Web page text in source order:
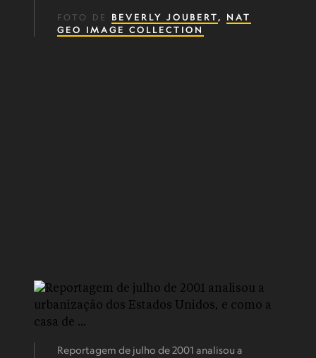
FOTO DE BEVERLY JOUBERT, NAT
GEO IMAGE COLLECTION
Reportagem de julho de 2001 analisou a